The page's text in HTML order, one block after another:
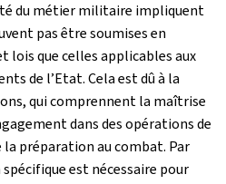
du métier militaire impliquent
pas être soumises en
lois que celles applicables aux
de l’Etat. Cela est dû à la
qui comprennent la maîtrise
dans des opérations de
la préparation au combat. Par
est nécessaire pour